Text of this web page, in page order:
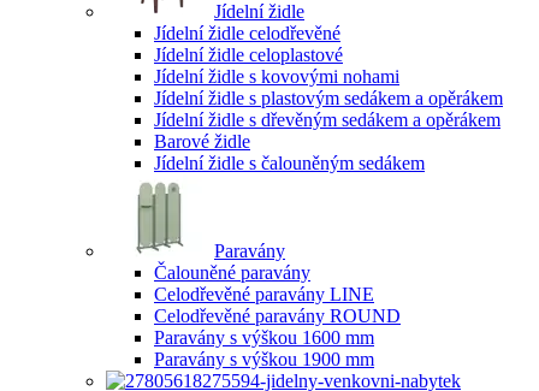
Jídelní židle
Jídelní židle celodřevěné
Jídelní židle celoplastové
Jídelní židle s kovovými nohami
Jídelní židle s plastovým sedákem a opěrákem
Jídelní židle s dřevěným sedákem a opěrákem
Barové židle
Jídelní židle s čalouněným sedákem
Paravány
Čalouněné paravány
Celodřevěné paravány LINE
Celodřevěné paravány ROUND
Paravány s výškou 1600 mm
Paravány s výškou 1900 mm